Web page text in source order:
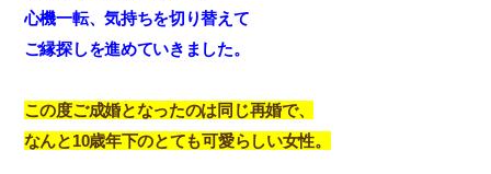
心機一転、気持ちを切り替えて
ご縁探しを進めていきました。
この度ご成婚となったのは同じ再婚で、
なんと10歳年下のとても可愛らしい女性。